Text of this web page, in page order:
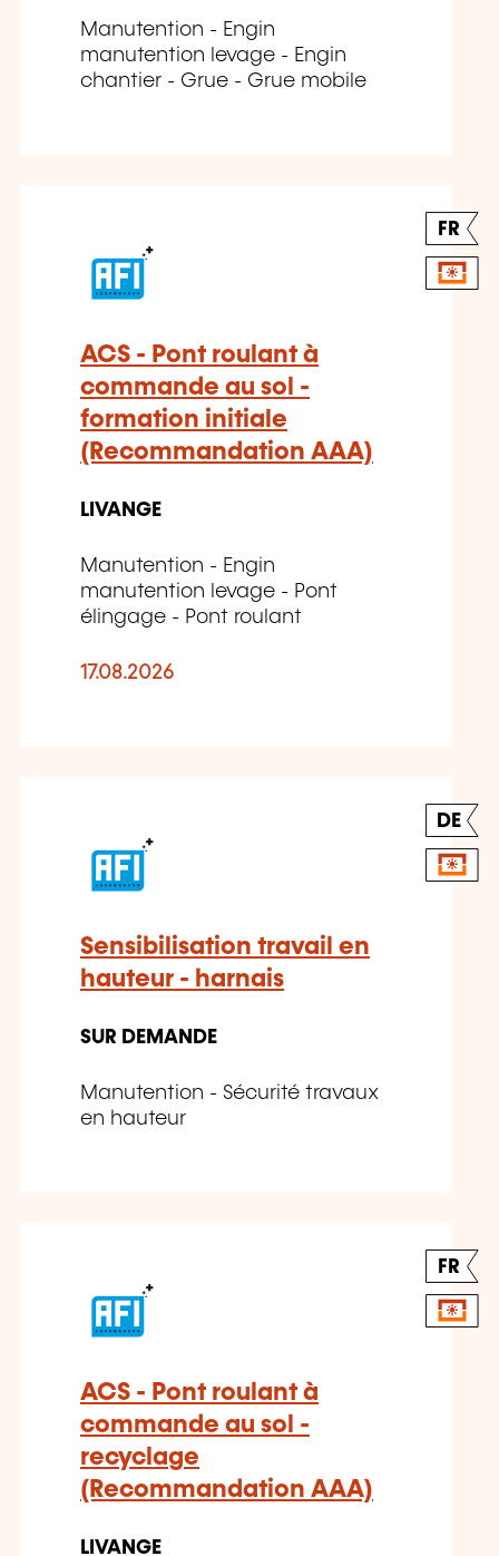
Manutention - Engin
manutention levage - Engin
chantier - Grue - Grue mobile
FR
ACS - Pont roulant à
commande au sol -
formation initiale
(Recommandation AAA)
LIVANGE
Manutention - Engin
manutention levage - Pont
élingage - Pont roulant
17.08.2026
DE
Sensibilisation travail en
hauteur - harnais
SUR DEMANDE
Manutention - Sécurité travaux
en hauteur
FR
ACS - Pont roulant à
commande au sol -
recyclage
(Recommandation AAA)
LIVANGE